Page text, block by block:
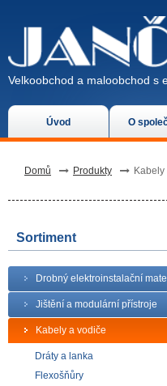
Úvod O
Velkoobchod a maloobchod s
Domů Produkty
Sortiment
Drobný elektroinstalační
Jištění a modulární přístroje
Kabely a vodiče
Dráty a lanka
Flexošňůry